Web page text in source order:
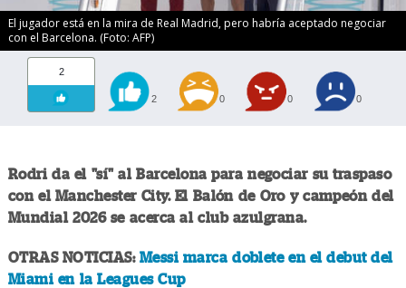
El jugador está en la mira de Real Madrid, pero habría aceptado negociar
con el Barcelona. (Foto: AFP)
2
2 0 0 0
Rodri da el "sí" al Barcelona para negociar su traspaso
con el Manchester City. El Balón de Oro y campeón del
Mundial 2026 se acerca al club azulgrana.
OTRAS NOTICIAS: Messi marca doblete en el debut del
Miami en la Leagues Cup